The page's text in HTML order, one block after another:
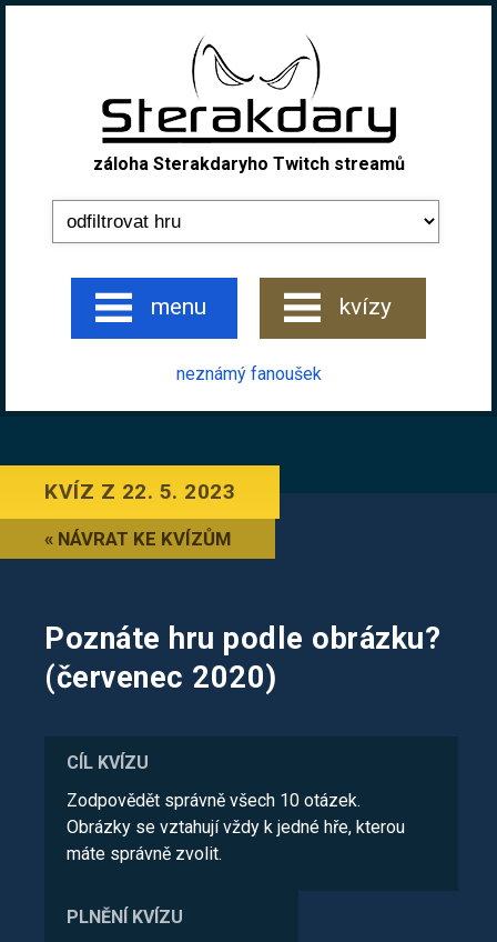
záloha Sterakdaryho Twitch streamů
menu kvízy
neznámý fanoušek
KVÍZ Z 22. 5. 2023
« NÁVRAT KE KVÍZŮM
Poznáte hru podle obrázku?
(červenec 2020)
CÍL KVÍZU
Zodpovědět správně všech 10 otázek.
Obrázky se vztahují vždy k jedné hře, kterou
máte správně zvolit.
PLNĚNÍ KVÍZU